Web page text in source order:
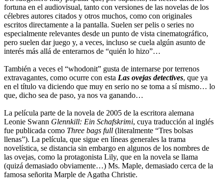
fortuna en el audiovisual, tanto con versiones de las novelas de los
célebres autores citados y otros muchos, como con originales
escritos directamente a la pantalla. Suelen ser pelis o series no
especialmente relevantes desde un punto de vista cinematográfico,
pero suelen dar juego y, a veces, incluso se cuela algún asunto de
interés más allá de enterarnos de “quién lo hizo”…
También a veces el “whodonit” gusta de internarse por terrenos
extravagantes, como ocurre con esta Las ovejas detectives, que ya
en el título va diciendo que muy en serio no se toma a sí mismo… lo
que, dicho sea de paso, ya nos va ganando…
La película parte de la novela de 2005 de la escritora alemana
Leonie Swann Glennkill: Ein Schafskrimi, cuya traducción al inglés
fue publicada como Three bags full (literalmente “Tres bolsas
llenas”). La película, que sigue en líneas generales la trama
novelística, se distancia sin embargo en algunos de los nombres de
las ovejas, como la protagonista Lily, que en la novela se llama
(quizá demasiado obviamente…) Ms. Maple, demasiado cerca de la
famosa señorita Marple de Agatha Christie.